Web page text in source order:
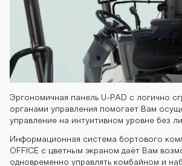
0
Эргономичная панель U-PAD с логично
органами управления помогает Вам
управление на интуитивном уровне без
Информационная система бортового
OFFICE с цветным экраном даёт Вам
одновременно управлять комбайном и